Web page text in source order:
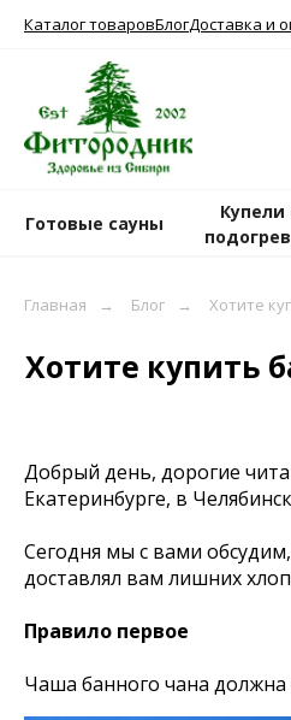
Каталог товаровБлогДоставка и
Готовые сауны
Купели
Главная → Блог → Хотите
Хотите купить
Добрый день, дорогие
Екатеринбурге, в
Сегодня мы с вами
доставлял вам лишних
Правило первое
Чаша банного чана